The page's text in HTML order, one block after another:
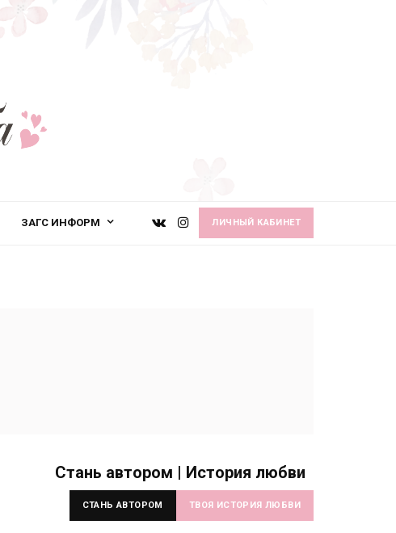
ЗАГС ИНФОРМ ЛИЧНЫЙ КАБИНЕТ
Стань автором | История любви
ТВОЯ ИСТОРИЯ ЛЮБВИ
СТАНЬ АВТОРОМ